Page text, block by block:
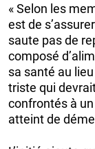
« Selon les
est de
saute pas de
composé
sa santé au
triste qui
confrontés à
atteint de